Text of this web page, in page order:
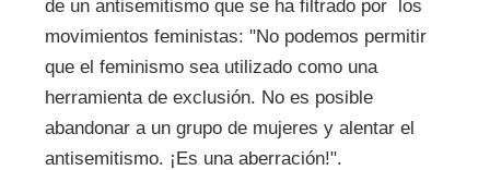
de un antisemitismo que se ha filtrado por los
movimientos feministas: "No podemos permitir
que el feminismo sea utilizado como una
herramienta de exclusión. No es posible
abandonar a un grupo de mujeres y alentar el
antisemitismo. ¡Es una aberración!".